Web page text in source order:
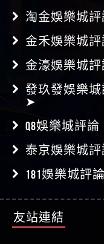
淘金娛樂城
金禾娛樂城
金濠娛樂城
發玖發娛樂
➤
Q8娛樂城評
泰京娛樂城
181娛樂城評
友站連結